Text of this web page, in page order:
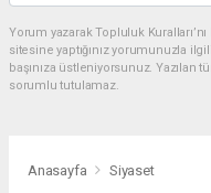
Yorum yazarak Topluluk
sitesine yaptığınız yorumunuzla
başınıza üstleniyorsunuz.
sorumlu tutulamaz.
Anasayfa Siyaset